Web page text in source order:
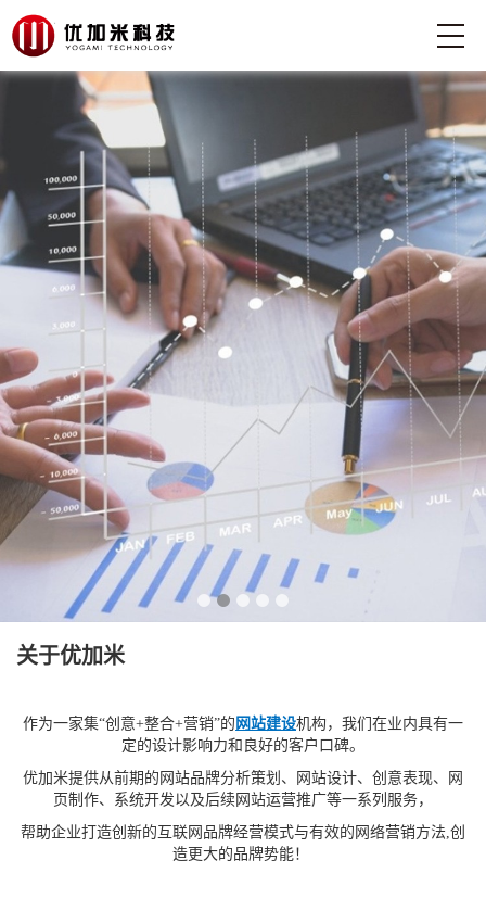
关于优加米
作为一家集“创意+整合+营销”的 网站建设机构，我们在业内具有一
定的设计影响力和良好的客户口碑。
优加米提供从前期的网站品牌分析策划、网站设计、创意表现、网
页制作、系统开发以及后续网站运营推广等一系列服务，
帮助企业打造创新的互联网品牌经营模式与有效的网络营销方法,创
造更大的品牌势能！